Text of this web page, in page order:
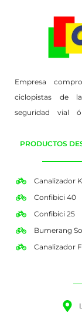
Empresa
ciclopistas de
seguridad vial
PRODUCTOS
Canalizador
Confibici 40
Confibici 25
Bumerang
Canalizador